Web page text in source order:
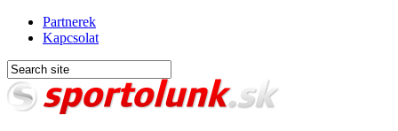
Partnerek
Kapcsolat